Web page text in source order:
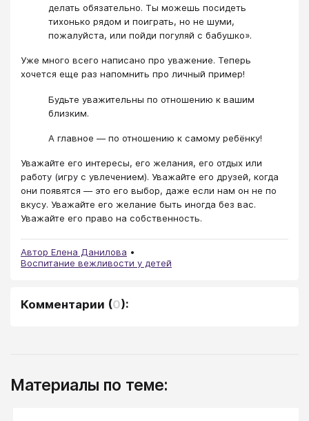
делать обязательно. Ты можешь посидеть
тихонько рядом и поиграть, но не шуми,
пожалуйста, или пойди погуляй с бабушко».
Уже много всего написано про уважение. Теперь
хочется еще раз напомнить про личный пример!
Будьте уважительны по отношению к вашим
близким.
А главное — по отношению к самому ребёнку!
Уважайте его интересы, его желания, его отдых или
работу (игру с увлечением). Уважайте его друзей, когда
они появятся — это его выбор, даже если нам он не по
вкусу. Уважайте его желание быть иногда без вас.
Уважайте его право на собственность.
Автор Елена Данилова
Воспитание вежливости у детей
Комментарии (0):
Материалы по теме: